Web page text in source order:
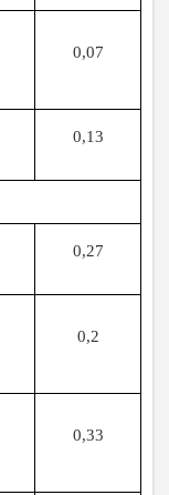
0,07
0,13
0,27
0,2
0,33